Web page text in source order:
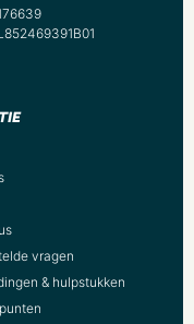
vragen
& hulpstukken